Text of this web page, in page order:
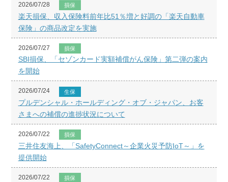
2026/07/28 損保
楽天損保、収入保険料前年比51％増と好調の「楽天自動車
保険」の商品改定を実施
2026/07/27 損保
SBI損保、「セゾンカード実額補償がん保険」第二弾の案内
を開始
2026/07/24 生保
プルデンシャル・ホールディング・オブ・ジャパン、お客
さまへの補償の進捗状況について
2026/07/22 損保
三井住友海上、「SafetyConnect～企業火災予防IoT～」を
提供開始
2026/07/22 損保